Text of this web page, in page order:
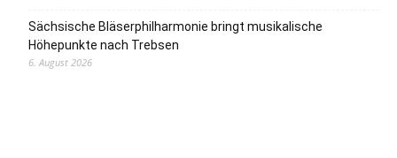
Sächsische Bläserphilharmonie bringt musikalische
Höhepunkte nach Trebsen
6. August 2026